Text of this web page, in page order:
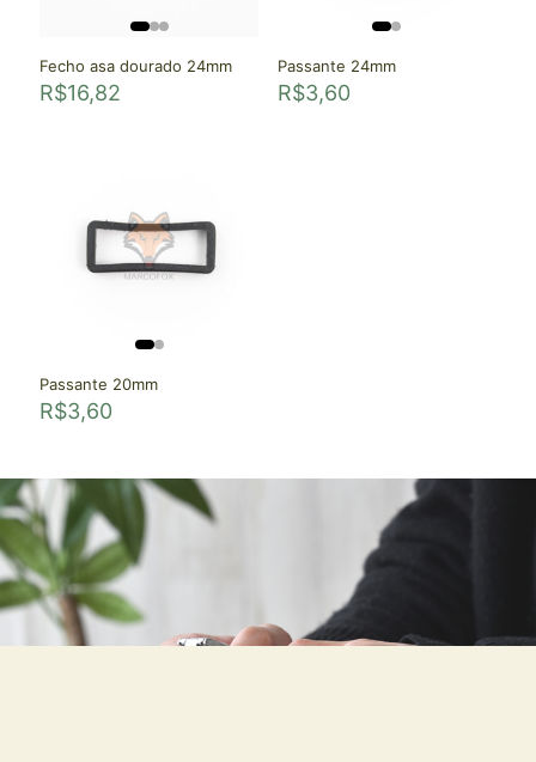
Fecho asa dourado 24mm
R$16,82
Passante 24mm
R$3,60
Passante 20mm
R$3,60